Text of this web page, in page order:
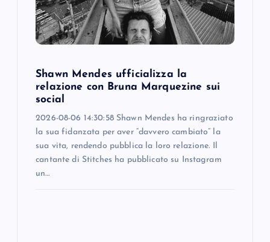
Shawn Mendes ufficializza la
relazione con Bruna Marquezine sui
social
2026-08-06 14:30:58 Shawn Mendes ha ringraziato
la sua fidanzata per aver “davvero cambiato” la
sua vita, rendendo pubblica la loro relazione. Il
cantante di Stitches ha pubblicato su Instagram
un…